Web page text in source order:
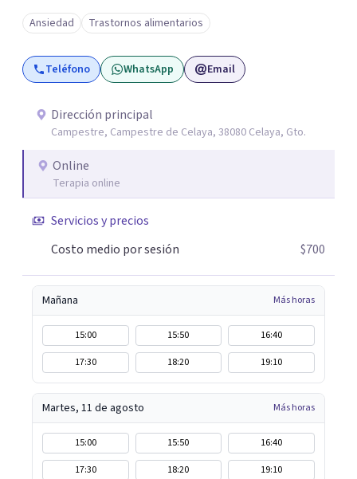
desarrollo de habilidades sociales y emocionales en
población infantil y juvenil. Me mantengo en constante
formación y actualización para brindar el
acompañamiento más efectivo a cada persona. Ofrezco
alimentación consciente, adaptado a las necesidades de
cada paciente y su familia. Atiendo de forma online.
Puedes reservar tu primera sesión directamente desde mi
perfil.
Ansiedad Trastornos alimentarios
Teléfono WhatsApp Email
Dirección principal
Campestre, Campestre de Celaya, 38080 Celaya, Gto.
Online
Terapia online
Servicios y precios
Costo medio por sesión
$700
Mañana Más horas
15:00 15:50
16:40
17:30
18:20 19:10
Martes, 11 de agosto Más horas
15:00 15:50
16:40
17:30
18:20 19:10